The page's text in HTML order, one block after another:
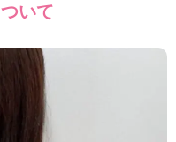
いて